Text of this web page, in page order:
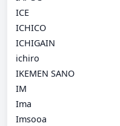
ICE
ICHICO
ICHIGAIN
ichiro
IKEMEN SANO
IM
Ima
Imsooa